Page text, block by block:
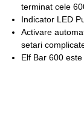
terminat cele
Indicator LED
Activare
setari
Elf Bar 600